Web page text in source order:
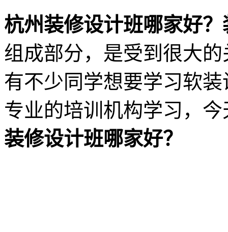
杭州装修设计班哪家好？
组成部分，是受到很大
有不少同学想要学习软
专业的培训机构学习，
装修设计班哪家好？